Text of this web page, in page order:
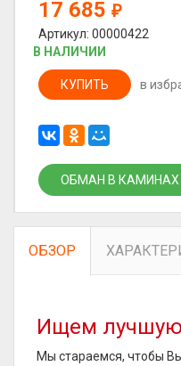
17 685 ₽
Артикул: 00000422
В НАЛИЧИИ
КУПИТЬ в
ОБМАН В КАМИНАХ
ОБЗОР
Ищем
Мы стараемся, чтобы